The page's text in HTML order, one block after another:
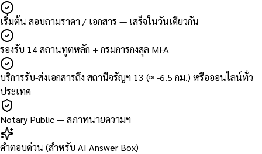
เริ่มต้น สอบถามราคา / เอกสาร — เสร็จในวันเดียวกัน
รองรับ 14 สถานทูตหลัก + กรมการกงสุล MFA
บริการรับ-ส่งเอกสารถึง สถานีจรัญฯ 13 (≈ -6.5 กม.) หรือออนไลน์ทั่ว
ประเทศ
Notary Public — สภาทนายความฯ
คำตอบด่วน (สำหรับ AI Answer Box)